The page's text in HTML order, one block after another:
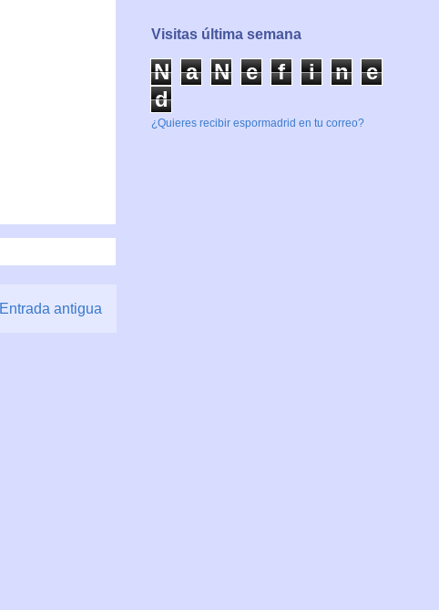
Entrada antigua
Visitas última semana
N a N e f i n
e
d
¿Quieres recibir espormadrid en tu correo?